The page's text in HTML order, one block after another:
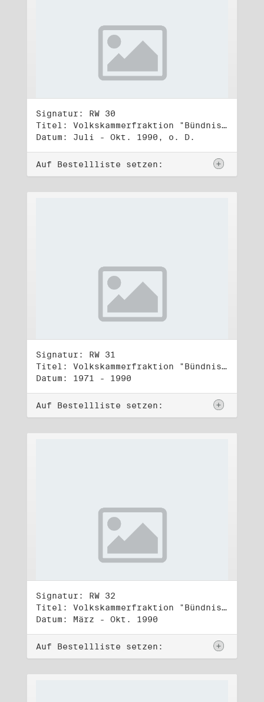
Signatur: RW 30
Titel: Volkskammerfraktion "Bündnis 90/Grüne" (2)
Datum: Juli - Okt. 1990, o. D.
Auf Bestellliste setzen:
Signatur: RW 31
Titel: Volkskammerfraktion "Bündnis 90/Grüne" (3)
Datum: 1971 - 1990
Auf Bestellliste setzen:
Signatur: RW 32
Titel: Volkskammerfraktion "Bündnis 90/Grüne" (4)
Datum: März - Okt. 1990
Auf Bestellliste setzen: